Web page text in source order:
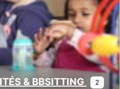
& BBSITTING 2